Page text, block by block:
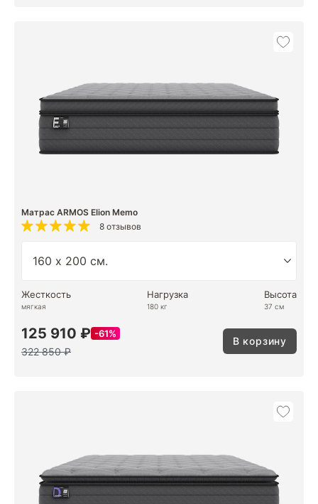
Матрас ARMOS Elion Memo
8 отзывов
Жесткость
мягкая
Нагрузка
180 кг
Высота
37 см
125 910 ₽ 61%
322 850 ₽
В корзину